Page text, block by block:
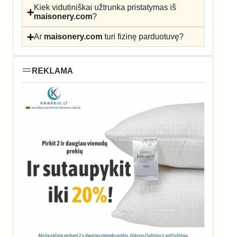
Kiek vidutiniškai užtrunka pristatymas iš
maisonery.com?
Ar maisonery.com turi fizinę parduotuvę?
REKLAMA